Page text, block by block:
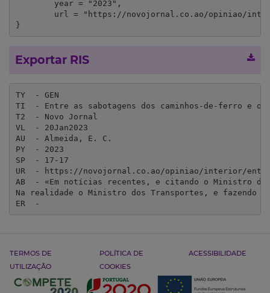
}
Exportar RIS
TY  - GEN
TI  - Entre as sabotagens dos caminhos-de-ferro e
T2  - Novo Jornal
VL  - 20Jan2023
AU  - Almeida, E. C.
PY  - 2023
SP  - 17-17
UR  - https://novojornal.co.ao/opiniao/interior/entre-
AB  - «Em notícias recentes, e citando o Ministro
Na realidade o Ministro dos Transportes, e fazendo
ER  -
TERMOS DE
UTILIZAÇÃO
POLÍTICA DE
COOKIES
ACESSIBILIDADE